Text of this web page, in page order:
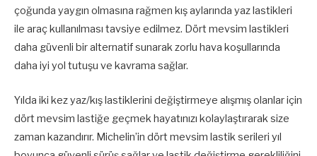
çoğunda yaygın olmasına rağmen kış aylarında yaz lastikleri
ile araç kullanılması tavsiye edilmez. Dört mevsim lastikleri
daha güvenli bir alternatif sunarak zorlu hava koşullarında
daha iyi yol tutuşu ve kavrama sağlar.
Yılda iki kez yaz/kış lastiklerini değiştirmeye alışmış olanlar için
dört mevsim lastiğe geçmek hayatınızı kolaylaştırarak size
zaman kazandırır. Michelin’in dört mevsim lastik serileri yıl